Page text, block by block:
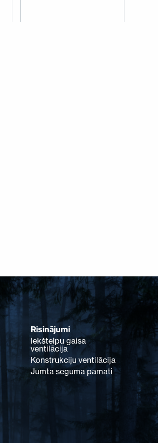
Risinājumi
Iekštelpu gaisa
ventilācija
Konstrukciju ventilācija
Jumta seguma pamati